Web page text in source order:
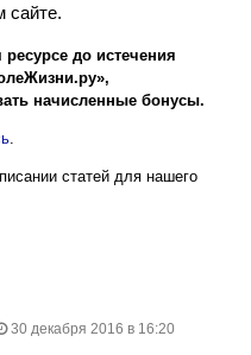
сайте.
до истечения
начисленные бонусы.
статей для нашего
30 декабря 2016 в 16:20